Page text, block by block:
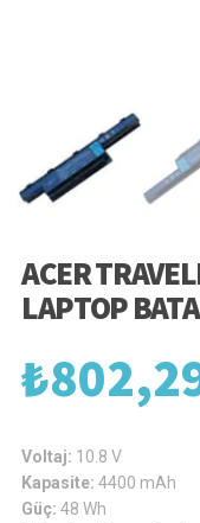
ACER
LAPTOP
₺
Voltaj: 10.8 V
Kapasite: 4400 mAh
Güç: 48 Wh